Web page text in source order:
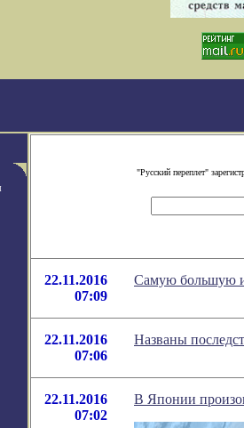
"Русский переплет"
22.11.2016
07:09
Самую большую
22.11.2016
07:06
Названы
22.11.2016
07:02
В Японии